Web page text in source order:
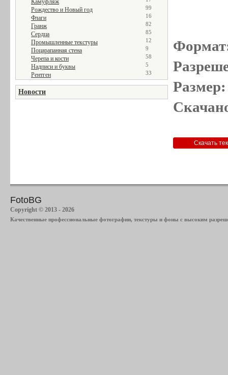
Камуфляж
Рождество и Новый год 99
Флаги 16
Гранж 82
Сердца 85
Промышленные текстуры 12
Поцарапанная стена 9
Черепа и кости 58
Надписи и буквы 5
Рентген 33
Новости
FotoBG
Copyright © 2013 - 2026
Качественные профессиональные фотографии, текстуры и фоны с высоким